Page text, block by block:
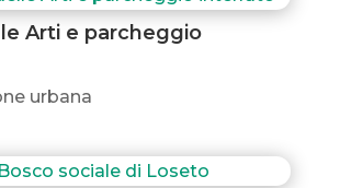
Arti e parcheggio
urbana